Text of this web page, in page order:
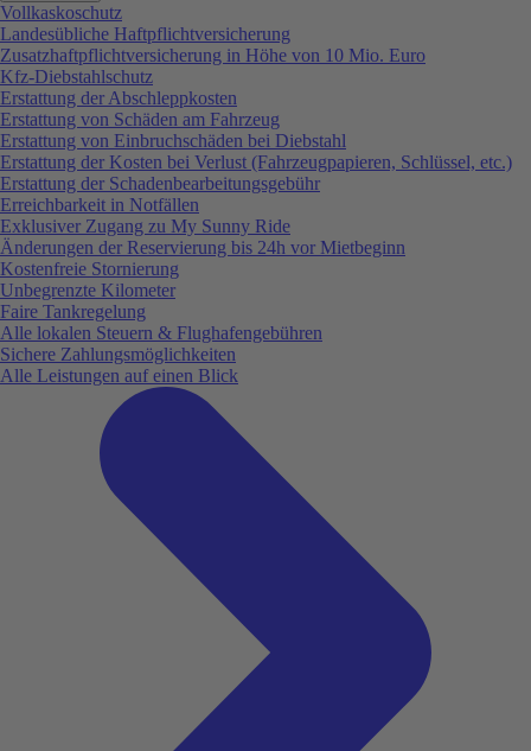
Vollkaskoschutz
Landesübliche Haftpflichtversicherung
Zusatzhaftpflichtversicherung in Höhe von 10 Mio. Euro
Kfz-Diebstahlschutz
Erstattung der Abschleppkosten
Erstattung von Schäden am Fahrzeug
Erstattung von Einbruchschäden bei Diebstahl
Erstattung der Kosten bei Verlust (Fahrzeugpapieren, Schlüssel, etc.)
Erstattung der Schadenbearbeitungsgebühr
Erreichbarkeit in Notfällen
Exklusiver Zugang zu My Sunny Ride
Änderungen der Reservierung bis 24h vor Mietbeginn
Kostenfreie Stornierung
Unbegrenzte Kilometer
Faire Tankregelung
Alle lokalen Steuern & Flughafengebühren
Sichere Zahlungsmöglichkeiten
Alle Leistungen auf einen Blick